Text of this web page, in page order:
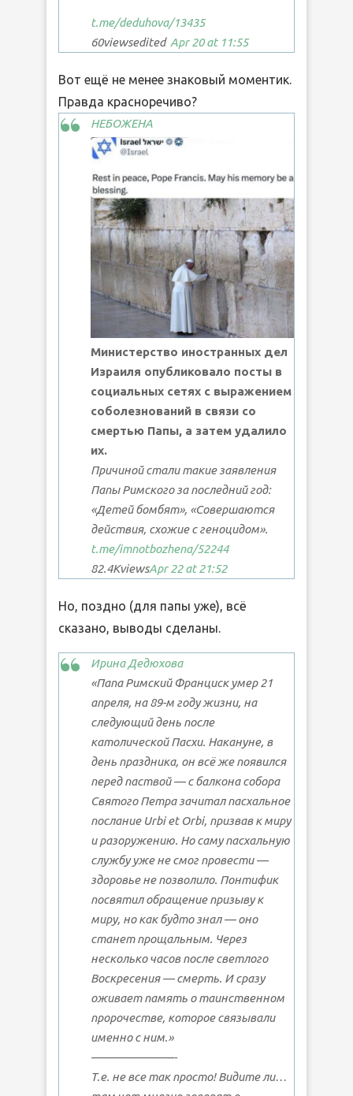
t.me/deduhova/13435
60viewsedited Apr 20 at 11:55
Вот ещё не менее знаковый моментик.
Правда красноречиво?
НЕБОЖЕНА
Министерство иностранных дел
Израиля опубликовало посты в
социальных сетях с выражением
соболезнований в связи со
смертью Папы, а затем удалило
их.
Причиной стали такие заявления
Папы Римского за последний год:
«Детей бомбят», «Совершаются
действия, схожие с геноцидом».
t.me/imnotbozhena/52244
82.4KviewsApr 22 at 21:52
Но, поздно (для папы уже), всё
сказано, выводы сделаны.
Ирина Дедюхова
«Папа Римский Франциск умер 21
апреля, на 89-м году жизни, на
следующий день после
католической Пасхи. Накануне, в
день праздника, он всё же появился
перед паствой — с балкона собора
Святого Петра зачитал пасхальное
послание Urbi et Orbi, призвав к миру
и разоружению. Но саму пасхальную
службу уже не смог провести —
здоровье не позволило. Понтифик
посвятил обращение призыву к
миру, но как будто знал — оно
станет прощальным. Через
несколько часов после светлого
Воскресения — смерть. И сразу
оживает память о таинственном
пророчестве, которое связывали
именно с ним.»
———————-
Т.е. не все так просто! Видите ли…